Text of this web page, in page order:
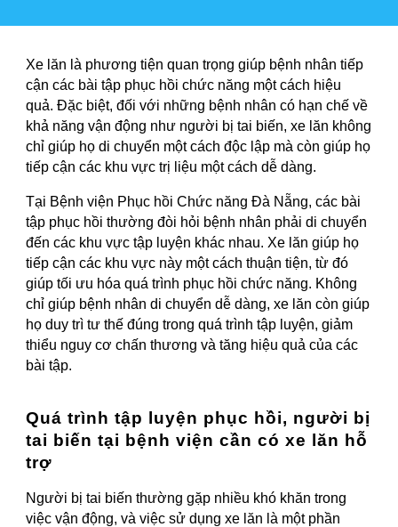
Xe lăn là phương tiện quan trọng giúp bệnh nhân tiếp
cận các bài tập phục hồi chức năng một cách hiệu
quả. Đặc biệt, đối với những bệnh nhân có hạn chế về
khả năng vận động như người bị tai biến, xe lăn không
chỉ giúp họ di chuyển một cách độc lập mà còn giúp họ
tiếp cận các khu vực trị liệu một cách dễ dàng.
Tại Bệnh viện Phục hồi Chức năng Đà Nẵng, các bài
tập phục hồi thường đòi hỏi bệnh nhân phải di chuyển
đến các khu vực tập luyện khác nhau. Xe lăn giúp họ
tiếp cận các khu vực này một cách thuận tiện, từ đó
giúp tối ưu hóa quá trình phục hồi chức năng. Không
chỉ giúp bệnh nhân di chuyển dễ dàng, xe lăn còn giúp
họ duy trì tư thế đúng trong quá trình tập luyện, giảm
thiểu nguy cơ chấn thương và tăng hiệu quả của các
bài tập.
Quá trình tập luyện phục hồi, người bị
tai biến tại bệnh viện cần có xe lăn hỗ
trợ
Người bị tai biến thường gặp nhiều khó khăn trong
việc vận động, và việc sử dụng xe lăn là một phần